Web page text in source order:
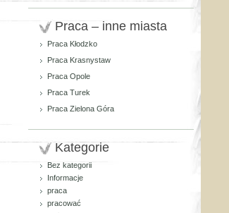
Praca – inne miasta
Praca Kłodzko
Praca Krasnystaw
Praca Opole
Praca Turek
Praca Zielona Góra
Kategorie
Bez kategorii
Informacje
praca
pracować